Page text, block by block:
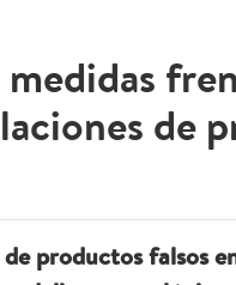
de
productos falsos